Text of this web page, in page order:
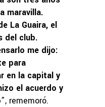
maravilla.
La Guaira, el
del club.
me dijo:
para
en la capital y
el acuerdo y
”, rememoró.